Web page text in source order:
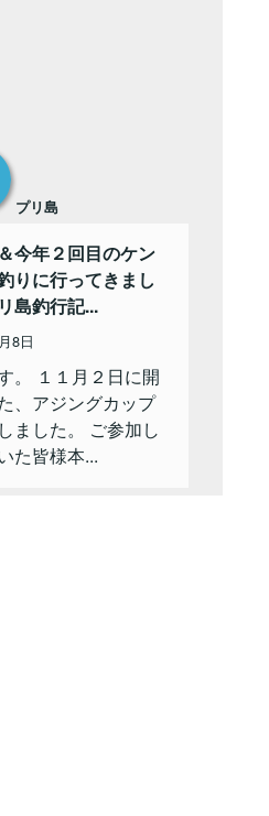
プリ島
今年２回目のケン
りに行ってきまし
島釣行記...
8日
。 １１月２日に開
、アジングカップ
ました。 ご参加し
た皆様本...